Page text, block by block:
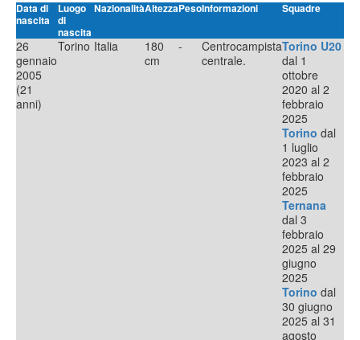
Data di
nascita
Luogo
di
nascita
NazionalitàAltezzaPesoInformazioni Squadre
26
gennaio
2005
(21
anni)
Torino Italia
180
cm
-
Centrocampista
centrale.
Torino U20
dal 1
ottobre
2020 al 2
febbraio
2025
Torino dal
1 luglio
2023 al 2
febbraio
2025
Ternana
dal 3
febbraio
2025 al 29
giugno
2025
Torino dal
30 giugno
2025 al 31
agosto